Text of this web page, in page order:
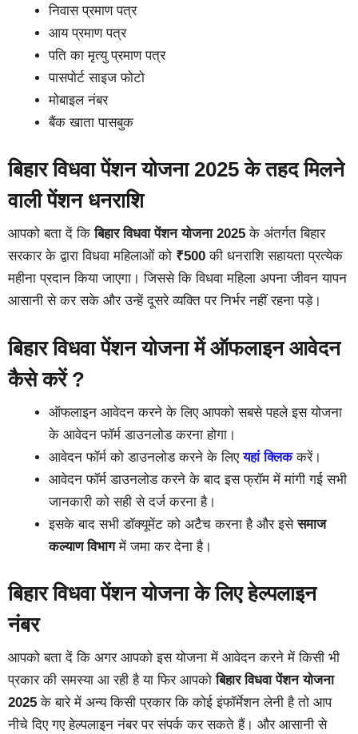
निवास प्रमाण पत्र
आय प्रमाण पत्र
पति का मृत्यु प्रमाण पत्र
पासपोर्ट साइज फोटो
मोबाइल नंबर
बैंक खाता पासबुक
बिहार विधवा पेंशन योजना 2025 के तहद मिलने
वाली पेंशन धनराशि
आपको बता दें कि बिहार विधवा पेंशन योजना 2025 के अंतर्गत बिहार
सरकार के द्वारा विधवा महिलाओं को ₹500 की धनराशि सहायता प्रत्येक
महीना प्रदान किया जाएगा। जिससे कि विधवा महिला अपना जीवन यापन
आसानी से कर सके और उन्हें दूसरे व्यक्ति पर निर्भर नहीं रहना पड़े।
बिहार विधवा पेंशन योजना में ऑफलाइन आवेदन
कैसे करें ?
ऑफलाइन आवेदन करने के लिए आपको सबसे पहले इस योजना
के आवेदन फॉर्म डाउनलोड करना होगा।
आवेदन फॉर्म को डाउनलोड करने के लिएयहां क्लिककरें।
आवेदन फॉर्म डाउनलोड करने के बाद इस फ्रॉम में मांगी गई सभी
जानकारी को सही से दर्ज करना है।
इसके बाद सभी डॉक्यूमेंट को अटैच करना है और इसेसमाज
कल्याण विभागमें जमा कर देना है।
बिहार विधवा पेंशन योजना के लिए हेल्पलाइन
नंबर
आपको बता दें कि अगर आपको इस योजना में आवेदन करने में किसी भी
प्रकार की समस्या आ रही है या फिर आपकोबिहार विधवा पेंशन योजना
2025के बारे में अन्य किसी प्रकार कि कोई इंफॉर्मेशन लेनी है तो आप
नीचे दिए गए हेल्पलाइन नंबर पर संपर्क कर सकते हैं। और आसानी से